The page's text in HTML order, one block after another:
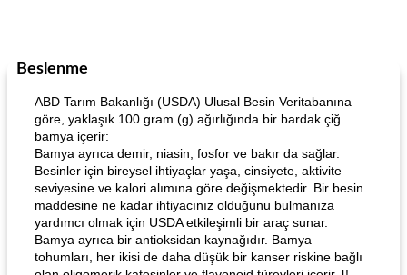
Beslenme
ABD Tarım Bakanlığı (USDA) Ulusal Besin Veritabanına
göre, yaklaşık 100 gram (g) ağırlığında bir bardak çiğ
bamya içerir:
Bamya ayrıca demir, niasin, fosfor ve bakır da sağlar.
Besinler için bireysel ihtiyaçlar yaşa, cinsiyete, aktivite
seviyesine ve kalori alımına göre değişmektedir. Bir besin
maddesine ne kadar ihtiyacınız olduğunu bulmanıza
yardımcı olmak için USDA etkileşimli bir araç sunar.
Bamya ayrıca bir antioksidan kaynağıdır. Bamya
tohumları, her ikisi de daha düşük bir kanser riskine bağlı